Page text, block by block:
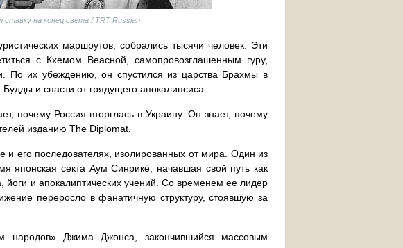
на конец света / TRT Russian
маршрутов, собрались тысячи человек. Эти
с Кхемом Веасной, самопровозглашенным гуру,
По их убеждению, он спустился из царства Брахмы в
и спасти от грядущего апокалипсиса.
почему Россия вторглась в Украину. Он знает, почему
изданию The Diplomat.
его последователях, изолированных от мира. Один из
секта Аум Синрикё, начавшая свой путь как
и апокалиптических учений. Со временем ее лидер
переросло в фанатичную структуру, стоявшую за
Джима Джонса, закончившийся массовым